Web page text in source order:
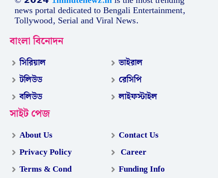
news portal dedicated to Bengali Entertainment,
Tollywood, Serial and Viral News.
বাংলা বিনোদন
সিরিয়াল
টলিউড
বলিউড
ভাইরাল
রেসিপি
লাইফস্টাইল
সাইট পেজ
About Us
Privacy Policy
Terms & Cond
Contact Us
Career
Funding Info